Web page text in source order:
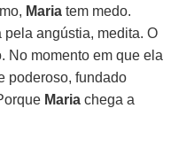
Maria tem medo.
pela angústia, medita. O
No momento em que ela
poderoso, fundado
Maria chega a